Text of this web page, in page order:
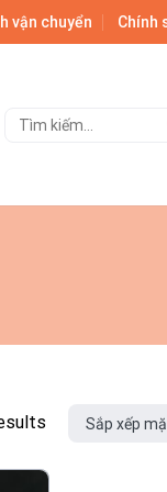
vận chuyển Chính
Tìm